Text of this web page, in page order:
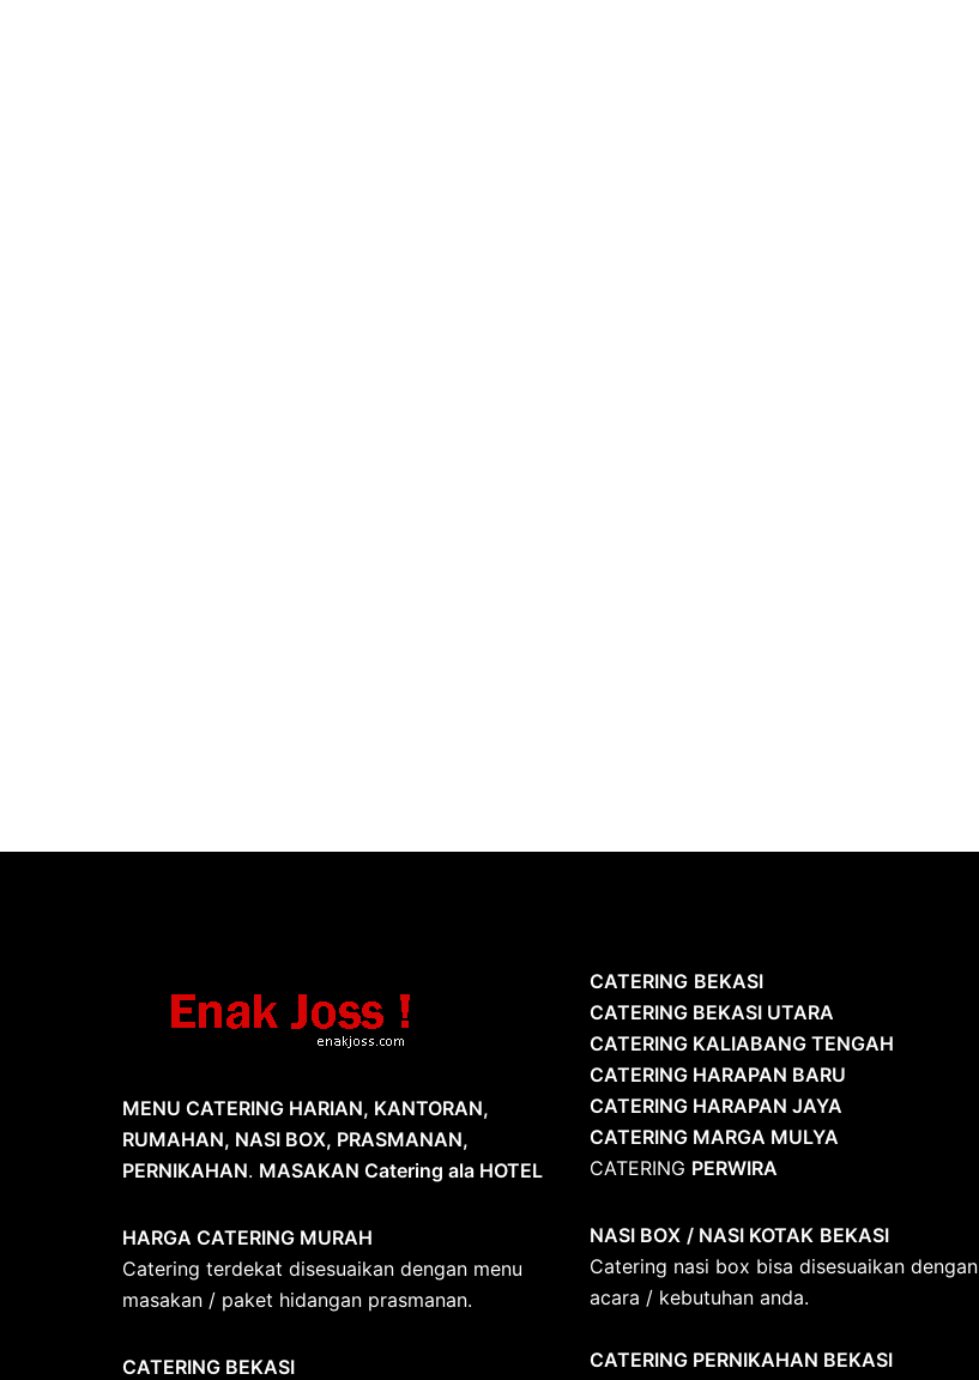
MENU CATERING HARIAN, KANTORAN,
RUMAHAN, NASI BOX, PRASMANAN,
PERNIKAHAN. MASAKAN Catering ala HOTEL
HARGA CATERING MURAH
Catering terdekat disesuaikan dengan menu
masakan / paket hidangan prasmanan.
CATERING BEKASI
CATERING BEKASI
CATERING BEKASI UTARA
CATERING KALIABANG TENGAH
CATERING HARAPAN BARU
CATERING HARAPAN JAYA
CATERING MARGA MULYA
CATERING PERWIRA
NASI BOX / NASI KOTAK BEKASI
Catering nasi box bisa disesuaikan dengan
acara / kebutuhan anda.
CATERING PERNIKAHAN BEKASI